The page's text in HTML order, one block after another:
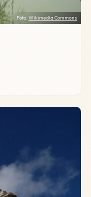
Foto: Wikimedia Commons